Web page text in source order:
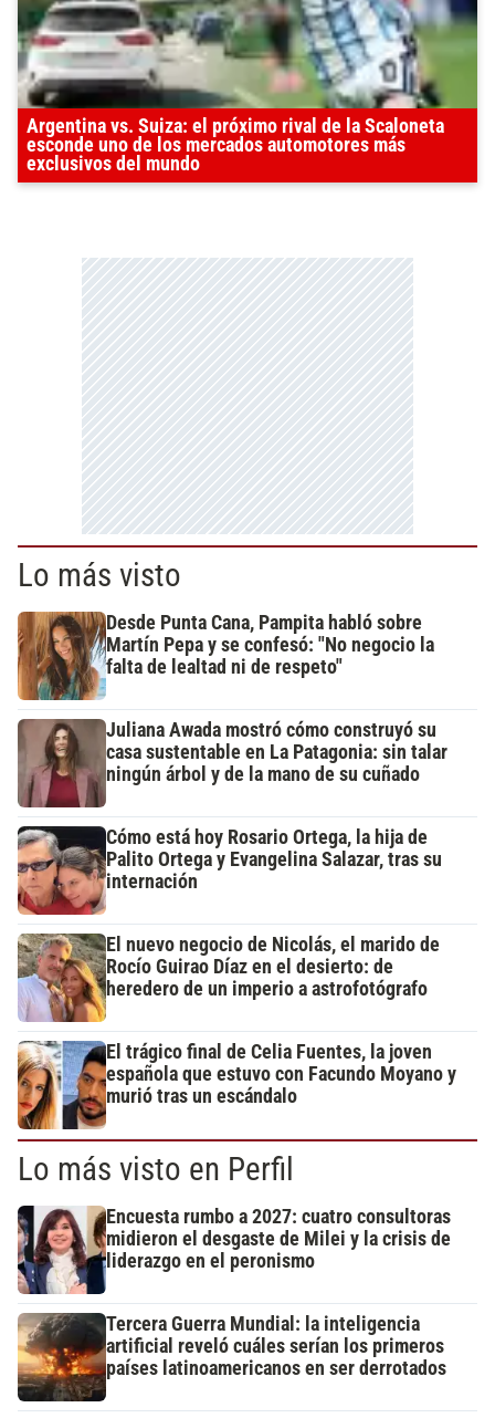
Argentina vs. Suiza: el próximo rival de la Scaloneta
esconde uno de los mercados automotores más
exclusivos del mundo
Lo más visto
Desde Punta Cana, Pampita habló sobre
Martín Pepa y se confesó: "No negocio la
falta de lealtad ni de respeto"
Juliana Awada mostró cómo construyó su
casa sustentable en La Patagonia: sin talar
ningún árbol y de la mano de su cuñado
Cómo está hoy Rosario Ortega, la hija de
Palito Ortega y Evangelina Salazar, tras su
internación
El nuevo negocio de Nicolás, el marido de
Rocío Guirao Díaz en el desierto: de
heredero de un imperio a astrofotógrafo
El trágico final de Celia Fuentes, la joven
española que estuvo con Facundo Moyano y
murió tras un escándalo
Lo más visto en Perfil
Encuesta rumbo a 2027: cuatro consultoras
midieron el desgaste de Milei y la crisis de
liderazgo en el peronismo
Tercera Guerra Mundial: la inteligencia
artificial reveló cuáles serían los primeros
países latinoamericanos en ser derrotados